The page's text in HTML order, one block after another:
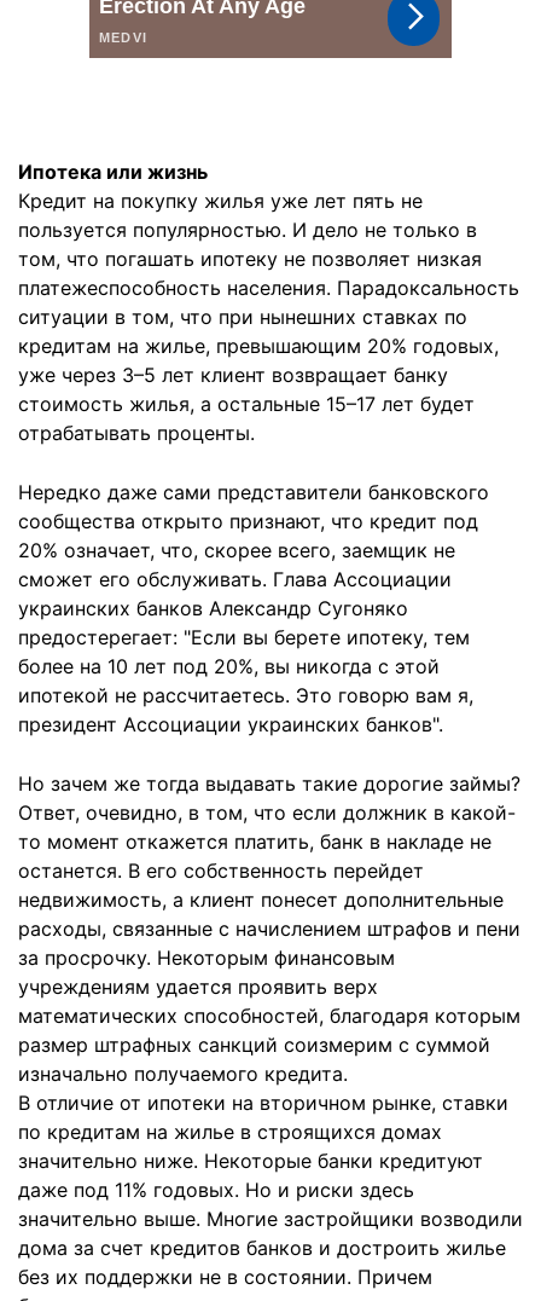
Ипотека или жизнь
Кредит на покупку жилья уже лет пять не
пользуется популярностью. И дело не только в
том, что погашать ипотеку не позволяет низкая
платежеспособность населения. Парадоксальность
ситуации в том, что при нынешних ставках по
кредитам на жилье, превышающим 20% годовых,
уже через 3–5 лет клиент возвращает банку
стоимость жилья, а остальные 15–17 лет будет
отрабатывать проценты.
Нередко даже сами представители банковского
сообщества открыто признают, что кредит под
20% означает, что, скорее всего, заемщик не
сможет его обслуживать. Глава Ассоциации
украинских банков Александр Сугоняко
предостерегает: "Если вы берете ипотеку, тем
более на 10 лет под 20%, вы никогда с этой
ипотекой не рассчитаетесь. Это говорю вам я,
президент Ассоциации украинских банков".
Но зачем же тогда выдавать такие дорогие займы?
Ответ, очевидно, в том, что если должник в какой-
то момент откажется платить, банк в накладе не
останется. В его собственность перейдет
недвижимость, а клиент понесет дополнительные
расходы, связанные с начислением штрафов и пени
за просрочку. Некоторым финансовым
учреждениям удается проявить верх
математических способностей, благодаря которым
размер штрафных санкций соизмерим с суммой
изначально получаемого кредита.
В отличие от ипотеки на вторичном рынке, ставки
по кредитам на жилье в строящихся домах
значительно ниже. Некоторые банки кредитуют
даже под 11% годовых. Но и риски здесь
значительно выше. Многие застройщики возводили
дома за счет кредитов банков и достроить жилье
без их поддержки не в состоянии. Причем